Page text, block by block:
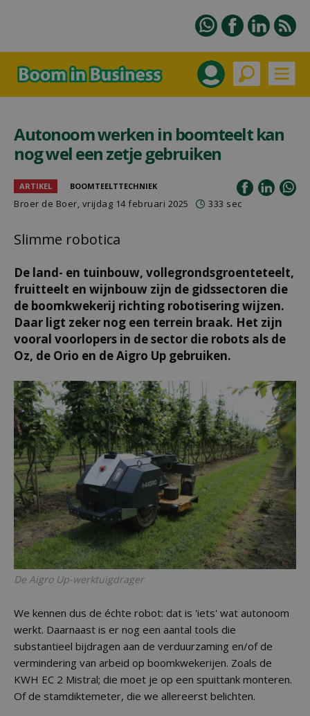
Autonoom werken in boomteelt kan
nog wel een zetje gebruiken
ARTIKEL BOOMTEELTTECHNIEK
Broer de Boer, vrijdag 14 februari 2025 333 sec
Slimme robotica
De land- en tuinbouw, vollegrondsgroenteteelt,
fruitteelt en wijnbouw zijn de gidssectoren die
de boomkwekerij richting robotisering wijzen.
Daar ligt zeker nog een terrein braak. Het zijn
vooral voorlopers in de sector die robots als de
Oz, de Orio en de Aigro Up gebruiken.
De Aigro Up-werktuigdrager
We kennen dus de échte robot: dat is 'iets' wat autonoom
werkt. Daarnaast is er nog een aantal tools die
substantieel bijdragen aan de verduurzaming en/of de
vermindering van arbeid op boomkwekerijen. Zoals de
KWH EC 2 Mistral; die moet je op een spuittank monteren.
Of de stamdiktemeter, die we allereerst belichten.